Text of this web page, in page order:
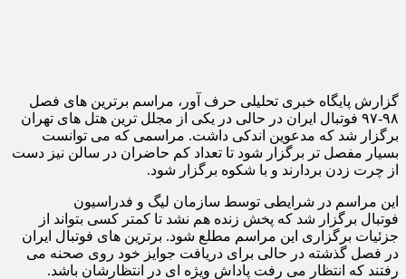
گزارش پایگاه خبری تحلیلی حرف آور، مراسم برترین های فصل
۹۸-۹۷ فوتبال ایران در حالی در یکی از مجلل ترین هتل های تهران
برگزار شد که مدعوین اندکی داشت. مراسمی که می توانست
بسیار مفصل تر برگزار شود تا تعداد کم حاضران در سالن نیز دست
از چرت زدن بردارند و با شکوه برگزار شود.
این مراسم در شرایطی توسط سازمان لیگ و فدراسیون
فوتبال برگزار شد که پخش زنده هم نشد تا کمتر کسی بتواند از
جزئیات برگزاری این مراسم مطلع شود. برترین های فوتبال ایران
در فصل گذشته در حالی برای دریافت جوایز خود روی صحنه می
رفتند که انتظار می رفت پاداش ویژه ای در انتظارشان باشد.